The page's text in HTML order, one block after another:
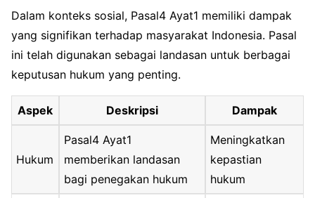
Dalam konteks sosial, Pasal4 Ayat1 memiliki dampak
yang signifikan terhadap masyarakat Indonesia. Pasal
ini telah digunakan sebagai landasan untuk berbagai
keputusan hukum yang penting.
Aspek Deskripsi Dampak
Hukum
Pasal4 Ayat1
memberikan landasan
bagi penegakan hukum
Meningkatkan
kepastian
hukum